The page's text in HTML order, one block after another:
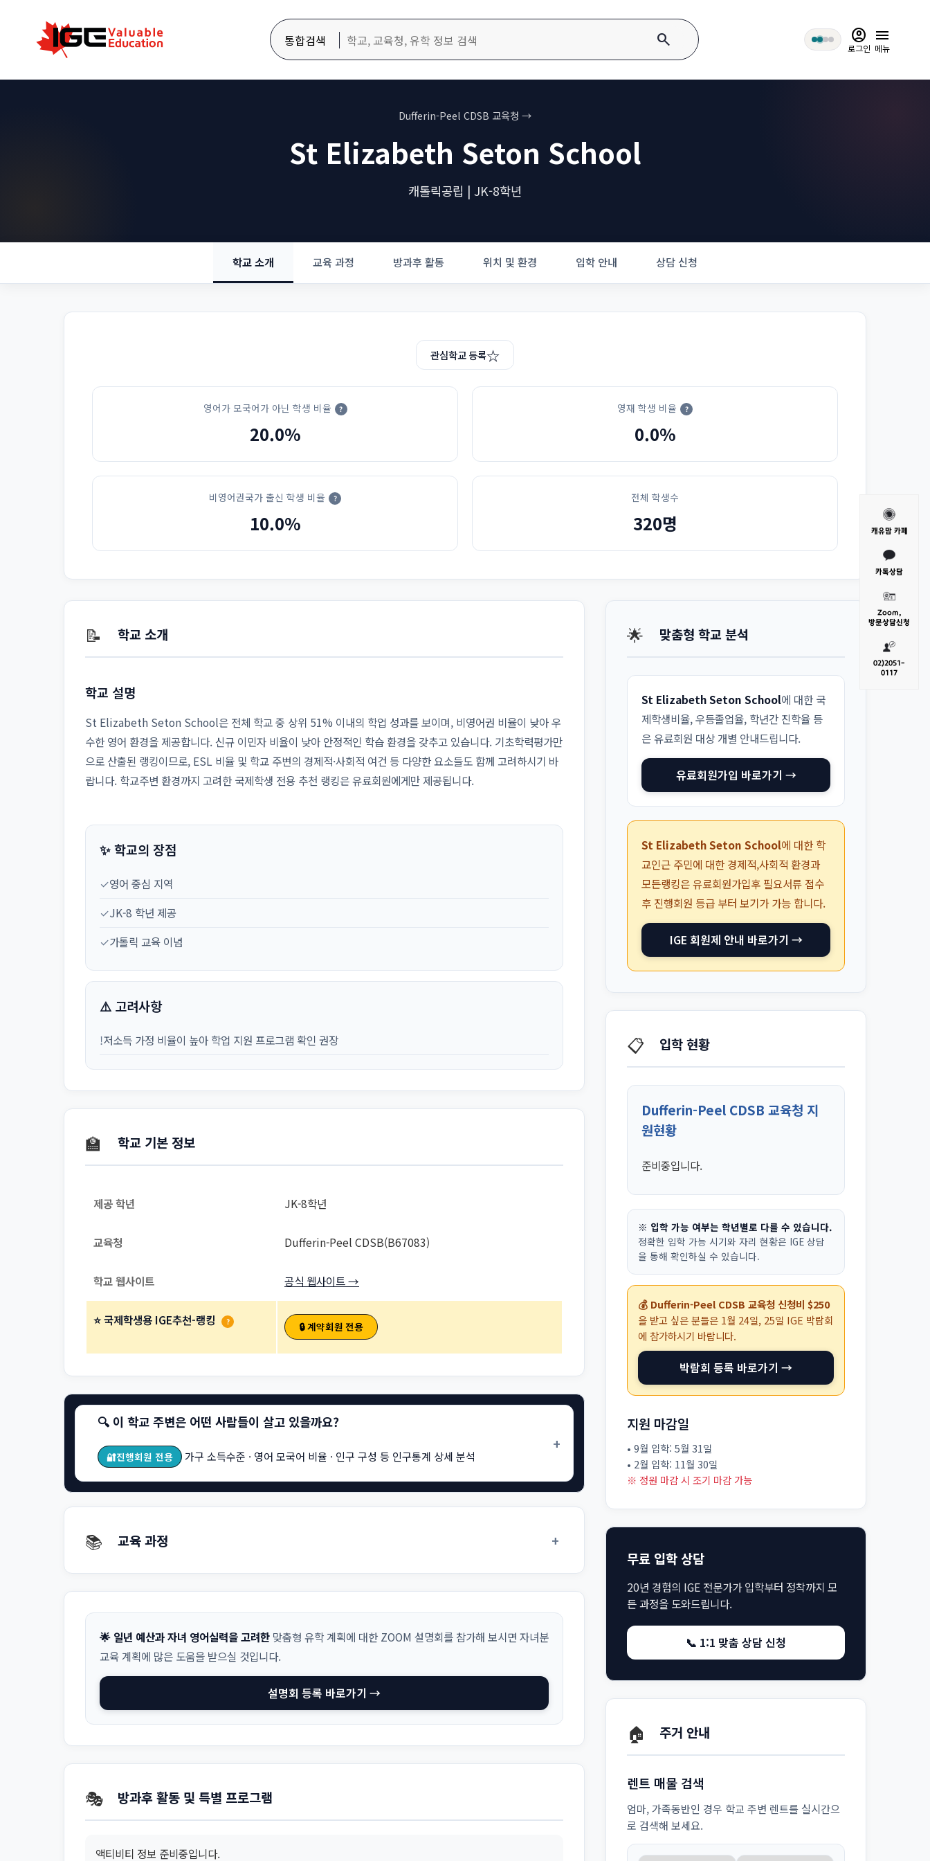
통합검색 search account_circle
로그인
menu
메뉴
Dufferin-Peel CDSB 교육청 →
St Elizabeth Seton School
캐톨릭공립 | JK-8학년
학교 소개 교육 과정 방과후 활동 위치 및 환경 입학 안내 상담 신청
관심학교 등록☆
영어가 모국어가 아닌 학생 비율 ?
20.0%
영재 학생 비율 ?
0.0%
비영어권국가 출신 학생 비율 ?
10.0%
전체 학생수
320명
📝 학교 소개
학교 설명
St Elizabeth Seton School은 전체 학교 중 상위 51% 이내의 학업 성과를 보이며, 비영어권 비율이 낮아 우
수한 영어 환경을 제공합니다. 신규 이민자 비율이 낮아 안정적인 학습 환경을 갖추고 있습니다. 기초학력평가만
으로 산출된 랭킹이므로, ESL 비율 및 학교 주변의 경제적·사회적 여건 등 다양한 요소들도 함께 고려하시기 바
랍니다. 학교주변 환경까지 고려한 국제학생 전용 추천 랭킹은 유료회원에게만 제공됩니다.
✨ 학교의 장점
✓영어 중심 지역
✓JK-8 학년 제공
✓가톨릭 교육 이념
⚠️ 고려사항
!저소득 가정 비율이 높아 학업 지원 프로그램 확인 권장
🏫 학교 기본 정보
제공 학년 JK-8학년
교육청 Dufferin-Peel CDSB(B67083)
학교 웹사이트 공식 웹사이트 →
⭐ 국제학생용 IGE추천-랭킹 ? 🔒 계약회원 전용
🔍 이 학교 주변은 어떤 사람들이 살고 있을까요?
🔐진행회원 전용 가구 소득수준 · 영어 모국어 비율 · 인구 구성 등 인구통계 상세 분석
+
📚 교육 과정 +
🌟 일년 예산과 자녀 영어실력을 고려한 맞춤형 유학 계획에 대한 ZOOM 설명회를 참가해 보시면 자녀분
교육 계획에 많은 도움을 받으실 것입니다.
설명회 등록 바로가기 →
🎭 방과후 활동 및 특별 프로그램
액티비티 정보 준비중입니다.
🌟 맞춤형 학교 분석
St Elizabeth Seton School에 대한 국
제학생비율, 우등졸업율, 학년간 진학율 등
은 유료회원 대상 개별 안내드립니다.
유료회원가입 바로가기 →
St Elizabeth Seton School에 대한 학
교인근 주민에 대한 경제적,사회적 환경과
모든랭킹은 유료회원가입후 필요서류 접수
후 진행회원 등급 부터 보기가 가능 합니다.
IGE 회원제 안내 바로가기 →
📋 입학 현황
Dufferin-Peel CDSB 교육청 지
원현황
준비중입니다.
※ 입학 가능 여부는 학년별로 다를 수 있습니다.
정확한 입학 가능 시기와 자리 현황은 IGE 상담
을 통해 확인하실 수 있습니다.
💰 Dufferin-Peel CDSB 교육청 신청비 $250
을 받고 싶은 분들은 1월 24일, 25일 IGE 박람회
에 참가하시기 바랍니다.
박람회 등록 바로가기 →
지원 마감일
• 9월 입학: 5월 31일
• 2월 입학: 11월 30일
※ 정원 마감 시 조기 마감 가능
무료 입학 상담
20년 경험의 IGE 전문가가 입학부터 정착까지 모
든 과정을 도와드립니다.
📞 1:1 맞춤 상담 신청
🏠 주거 안내
렌트 매물 검색
엄마, 가족동반인 경우 학교 주변 렌트를 실시간으
로 검색해 보세요.
캐유맘 카페
카톡상담
Zoom,
방문상담신청
02)2051-
0117